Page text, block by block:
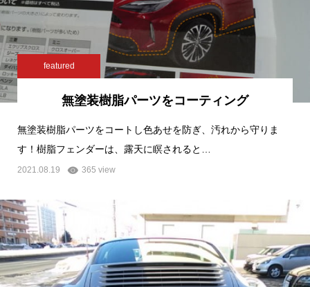
featured
無塗装樹脂パーツをコーティング
無塗装樹脂パーツをコートし色あせを防ぎ、汚れから守りま
す！樹脂フェンダーは、露天に瞑されると…
2021.08.19 365 view